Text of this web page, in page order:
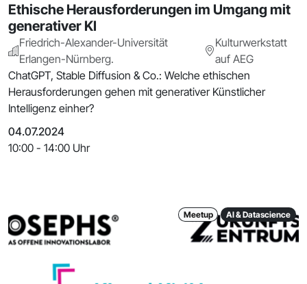
Ethische Herausforderungen im Umgang mit
generativer KI
Friedrich-Alexander-Universität
Erlangen-Nürnberg.
Kulturwerkstatt
auf AEG
ChatGPT, Stable Diffusion & Co.: Welche ethischen
Herausforderungen gehen mit generativer Künstlicher
Intelligenz einher?
04.07.2024
10:00 - 14:00 Uhr
Meetup AI & Datascience